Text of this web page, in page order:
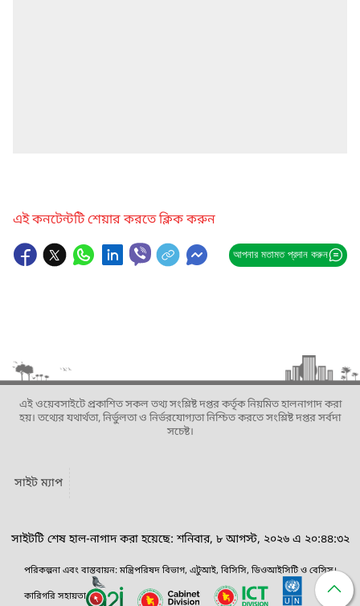
এই কনটেন্টটি শেয়ার করতে ক্লিক করুন
আপনার মতামত প্রদান করুন
এই ওয়েবসাইটে প্রকাশিত সকল তথ্য সংশ্লিষ্ট দপ্তর কর্তৃক নিয়মিত হালনাগাদ করা
হয়। তথ্যের যথার্থতা, নির্ভুলতা ও নির্ভরযোগ্যতা নিশ্চিত করতে সংশ্লিষ্ট দপ্তর সর্বদা
সচেষ্ট।
সাইট ম্যাপ
সাইটটি শেষ হাল-নাগাদ করা হয়েছে: শনিবার, ৮ আগস্ট, ২০২৬ এ ২০:৪৪:৩২
পরিকল্পনা এবং বাস্তবায়ন: মন্ত্রিপরিষদ বিভাগ, এটুআই, বিসিসি, ডিওআইসিটি ও বেসিস।
কারিগরি সহায়তা